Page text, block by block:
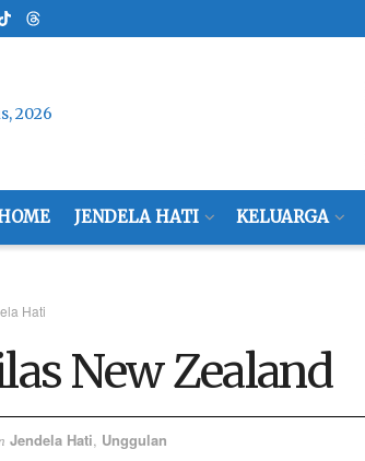
2026
JENDELA HATI KELUARGA
Hati
New Zealand
Jendela Hati, Unggulan